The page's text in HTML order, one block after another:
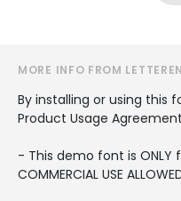
MORE INFO FROM
By installing or using this
Product Usage
- This demo font is ONLY
COMMERCIAL USE